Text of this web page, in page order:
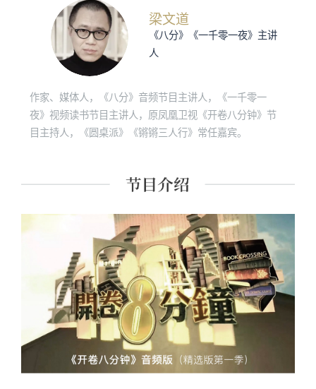
梁文道
《八分》《一千零一夜》主讲
人
作家、媒体人，《八分》音频节目主讲人，《一千零一
夜》视频读书节目主讲人，原凤凰卫视《开卷八分钟》节
目主持人，《圆桌派》《锵锵三人行》常任嘉宾。